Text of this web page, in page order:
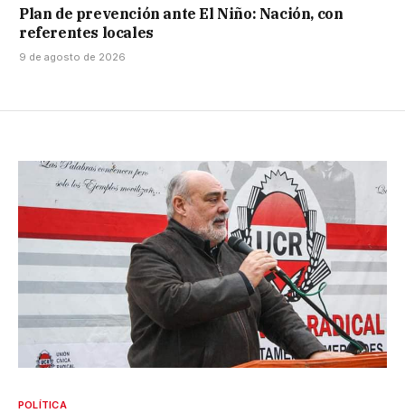
Plan de prevención ante El Niño: Nación, con
referentes locales
9 de agosto de 2026
POLÍTICA